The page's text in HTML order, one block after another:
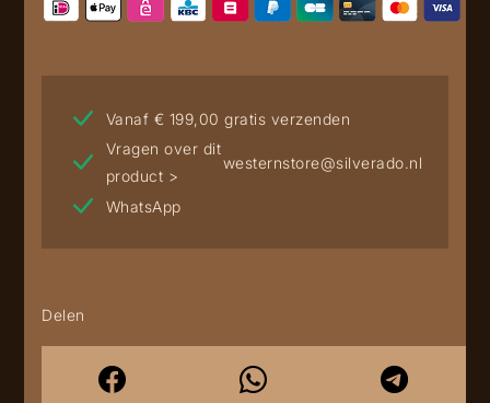
Vanaf € 199,00 gratis verzenden
Vragen over dit
product >
westernstore@silverado.nl
WhatsApp
Delen